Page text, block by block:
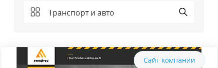
Транспорт и авто
Сайт компании